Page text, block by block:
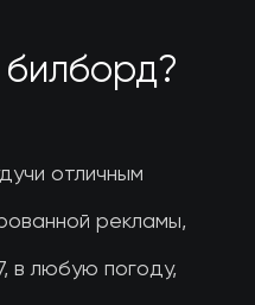
отличным
рекламы,
в любую погоду,